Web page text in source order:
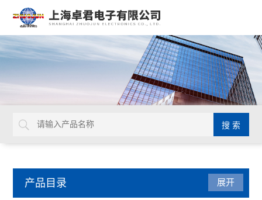
产品目录 展开